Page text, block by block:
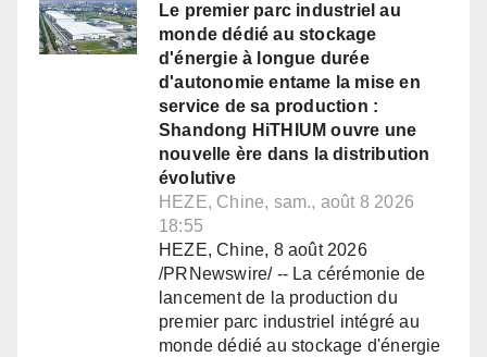
Le premier parc industriel au
monde dédié au stockage
d'énergie à longue durée
d'autonomie entame la mise en
service de sa production :
Shandong HiTHIUM ouvre une
nouvelle ère dans la distribution
évolutive
HEZE, Chine, sam., août 8 2026
18:55
HEZE, Chine, 8 août 2026
/PRNewswire/ -- La cérémonie de
lancement de la production du
premier parc industriel intégré au
monde dédié au stockage d'énergie